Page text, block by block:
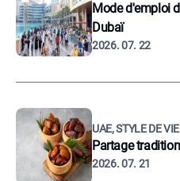
Mode d'emploi
Dubaï
2026. 07. 22
UAE, STYLE DE VIE
Partage
2026. 07. 21